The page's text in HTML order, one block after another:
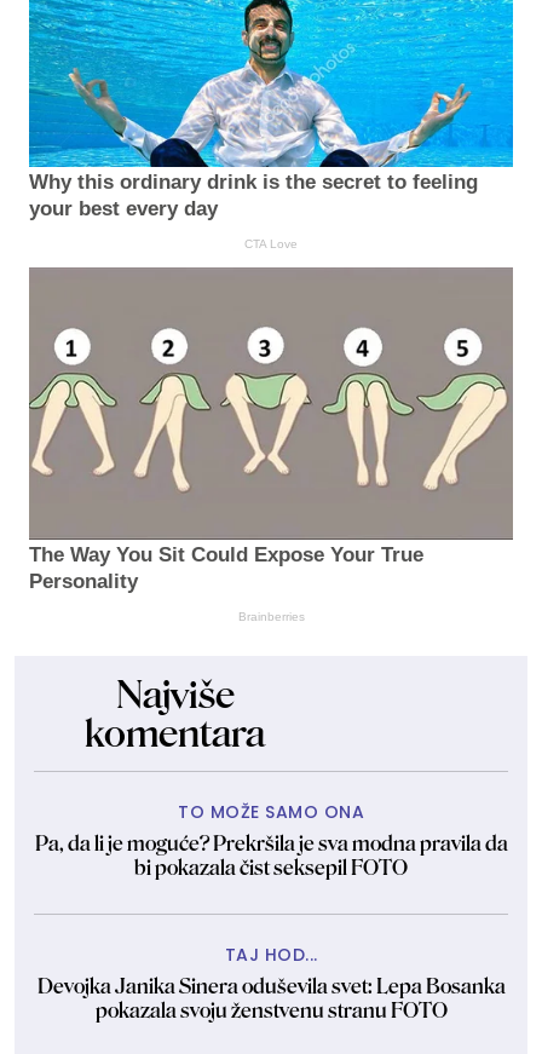
Why this ordinary drink is the secret to feeling
your best every day
CTA Love
The Way You Sit Could Expose Your True
Personality
Brainberries
Najviše
komentara
TO MOŽE SAMO ONA
Pa, da li je moguće? Prekršila je sva modna pravila da
bi pokazala čist seksepil FOTO
TAJ HOD...
Devojka Janika Sinera oduševila svet: Lepa Bosanka
pokazala svoju ženstvenu stranu FOTO